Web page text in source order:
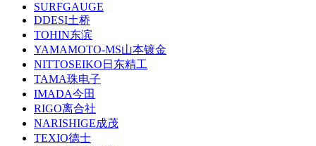
SURFGAUGE
DDESI土桥
TOHIN东滨
YAMAMOTO-MS山本镀金
NITTOSEIKO日东精工
TAMA珠电子
IMADA今田
RIGO离合社
NARISHIGE成茂
TEXIO德士